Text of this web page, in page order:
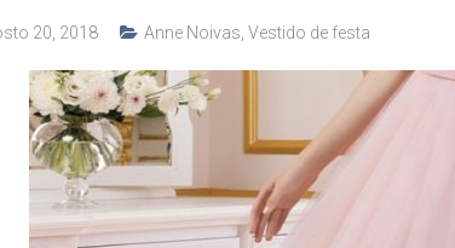
20, 2018 Anne Noivas ,Vestido de festa